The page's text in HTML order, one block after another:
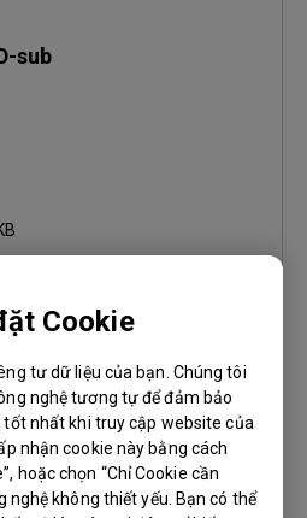
Cookie
tư dữ liệu của bạn. Chúng tôi
nghệ tương tự để đảm bảo
nhất khi truy cập website của
nhận cookie này bằng cách
hoặc chọn “Chỉ Cookie cần
nghệ không thiết yếu. Bạn có thể
sub